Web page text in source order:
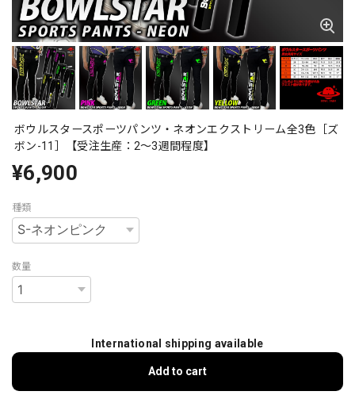
ボウルスタースポーツパンツ・ネオンエクストリーム全3色［ズ
ボン-11］【受注生産：2〜3週間程度】
¥6,900
種類
数量
International shipping available
Add to cart